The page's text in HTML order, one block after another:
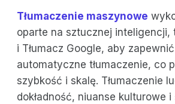
Tłumaczenie maszynowe
oparte na sztucznej inteligencji,
i Tłumacz Google, aby
automatyczne tłumaczenie, co
szybkość i skalę. Tłumaczenie
dokładność, niuanse kulturowe